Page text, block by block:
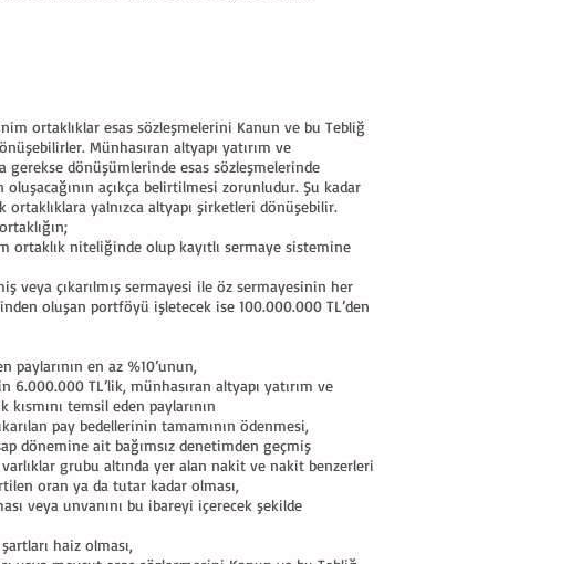
ortaklıklar esas sözleşmelerini Kanun ve bu Tebliğ
Münhasıran altyapı yatırım ve
dönüşümlerinde esas sözleşmelerinde
açıkça belirtilmesi zorunludur. Şu kadar
yalnızca altyapı şirketleri dönüşebilir.
ortaklık niteliğinde olup kayıtlı sermaye sistemine
veya çıkarılmış sermayesi ile öz sermayesinin her
oluşan portföyü işletecek ise 100.000.000 TL’den
paylarının en az %10’unun,
TL’lik, münhasıran altyapı yatırım ve
temsil eden paylarının
pay bedellerinin tamamının ödenmesi,
dönemine ait bağımsız denetimden geçmiş
grubu altında yer alan nakit ve nakit benzerleri
oran ya da tutar kadar olması,
veya unvanını bu ibareyi içerecek şekilde
haiz olması,